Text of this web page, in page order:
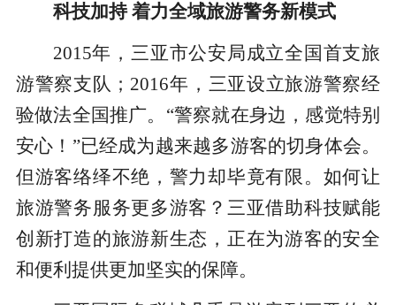
科技加持 着力全域旅游警务新模式
2015年，三亚市公安局成立全国首支旅
游警察支队；2016年，三亚设立旅游警察经
验做法全国推广。“警察就在身边，感觉特别
安心！”已经成为越来越多游客的切身体会。
但游客络绎不绝，警力却毕竟有限。如何让
旅游警务服务更多游客？三亚借助科技赋能
创新打造的旅游新生态，正在为游客的安全
和便利提供更加坚实的保障。